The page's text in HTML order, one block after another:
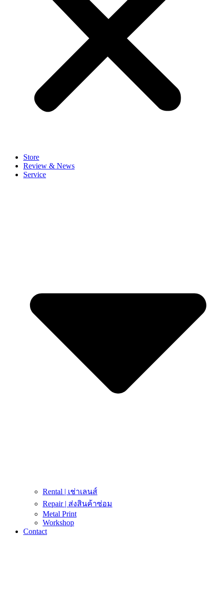
Store
Review & News
Service
Rental | เช่าเลนส์
Repair | ส่งสินค้าซ่อม
Metal Print
Workshop
Contact